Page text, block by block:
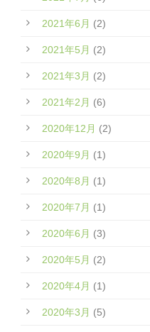
2021年6月 (2)
2021年5月 (2)
2021年3月 (2)
2021年2月 (6)
2020年12月 (2)
2020年9月 (1)
2020年8月 (1)
2020年7月 (1)
2020年6月 (3)
2020年5月 (2)
2020年4月 (1)
2020年3月 (5)